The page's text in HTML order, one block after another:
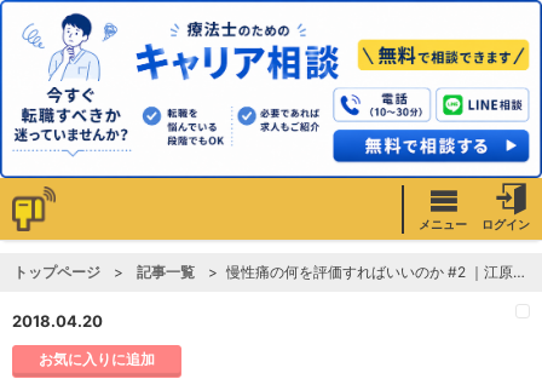
メニュー ログイン
トップページ 記事一覧 慢性痛の何を評価すればいいのか #2 ｜江原弘之先生【痛み治療から考えるリハビリの可能性】
2018.04.20
お気に入りに追加